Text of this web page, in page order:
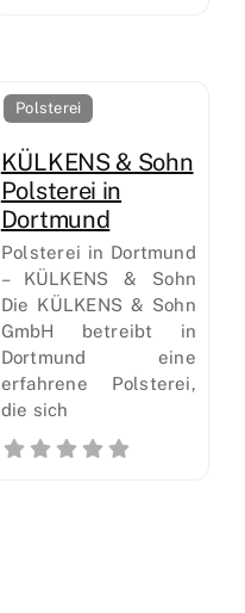
Polsterei
KÜLKENS & Sohn
Polsterei in
Dortmund
Polsterei in Dortmund
– KÜLKENS & Sohn
Die KÜLKENS & Sohn
GmbH betreibt in
Dortmund eine
erfahrene Polsterei,
die sich